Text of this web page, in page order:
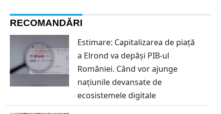
RECOMANDĂRI
Estimare: Capitalizarea de piață
a Elrond va depăși PIB-ul
României. Când vor ajunge
națiunile devansate de
ecosistemele digitale